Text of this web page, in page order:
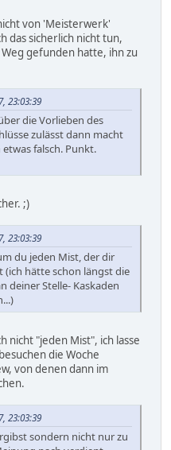
von 'Meisterwerk'
das sicherlich nicht tun,
gefunden hatte, ihn zu
23:03:39
die Vorlieben des
zulässt dann macht
falsch. Punkt.
;)
23:03:39
du jeden Mist, der dir
(ich hätte schon längst die
deiner Stelle- Kaskaden
nicht "jeden Mist", ich lasse
die Woche
von denen dann im
23:03:39
sondern nicht nur zu